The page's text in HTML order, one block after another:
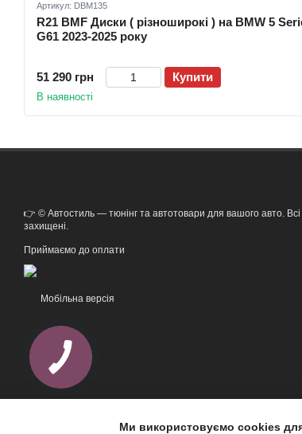
Артикул: DBM135
R21 BMF Диски ( різноширокі ) на BMW 5
G61 2023-2025 року
51 290 грн Купити
В наявності
👉 © Автостиль — тюнінг та автотовари для вашого авто.
захищені.
Приймаємо до оплати
Мобільна версія
Ми використовуємо cookies